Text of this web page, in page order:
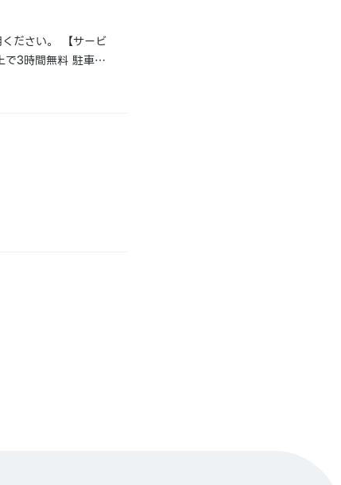
ださい。 【サービ
3時間無料 駐車サ